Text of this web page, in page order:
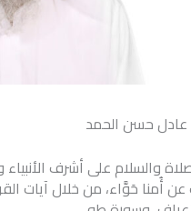
عادل حسن الحمد
والسلام على أشرف
أُمنا حَوَّاء، من خلال آيات